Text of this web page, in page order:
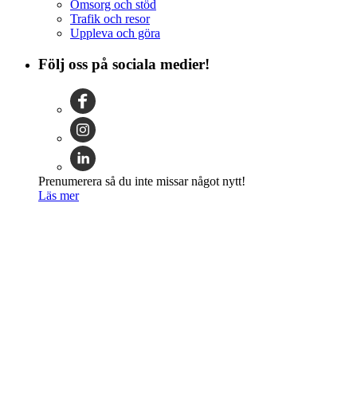
Omsorg och stöd
Trafik och resor
Uppleva och göra
Följ oss på sociala medier!
Prenumerera så du inte missar något nytt!
Läs mer